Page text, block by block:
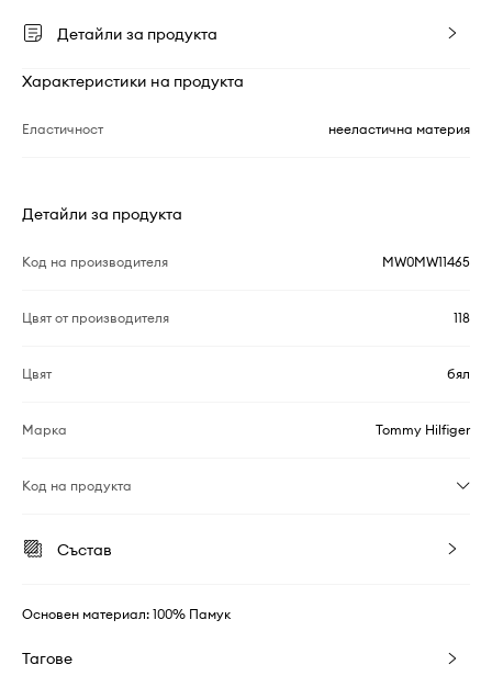
Детайли за продукта
Характеристики на продукта
Еластичност нееластична материя
Детайли за продукта
Код на производителя MW0MW11465
Цвят от производителя 118
Цвят бял
Марка Tommy Hilfiger
Код на продукта
Състав
Основен материал: 100% Памук
Тагове